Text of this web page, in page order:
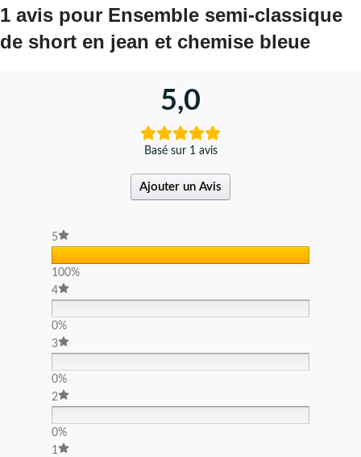
1 avis pour Ensemble semi-classique
de short en jean et chemise bleue
5,0
Basé sur 1 avis
Ajouter un Avis
5
100%
4
0%
3
0%
2
0%
1